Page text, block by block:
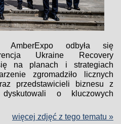
AmberExpo odbyła się
Ukraine Recovery
na planach i strategiach
zgromadziło licznych
przedstawicieli biznesu z
o kluczowych
więcej zdjęć z tego tematu »